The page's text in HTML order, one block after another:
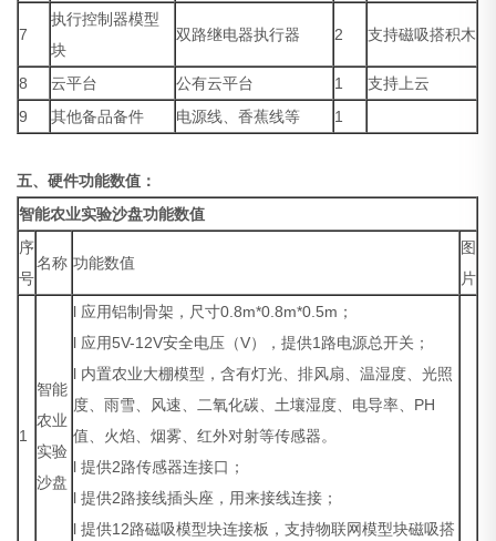
7
执行控制器模型
块
双路继电器执行器 2 支持磁吸搭积木
8 云平台 公有云平台 1
支持上云
9
其他备品备件 电源线、香蕉线等 1
五、硬件功能数值：
智能农业实验沙盘功能数值
序
号
名称 功能数值
图
片
1
智能
农业
实验
沙盘
l 应用铝制骨架，尺寸0.8m*0.8m*0.5m；
l 应用5V-12V安全电压（V），提供1路电源总开关；
l 内置农业大棚模型，含有灯光、排风扇、温湿度、光照
度、雨雪、风速、二氧化碳、土壤湿度、电导率、PH
值、火焰、烟雾、红外对射等传感器。
l 提供2路传感器连接口；
l 提供2路接线插头座，用来接线连接；
l 提供12路磁吸模型块连接板，支持物联网模型块磁吸搭